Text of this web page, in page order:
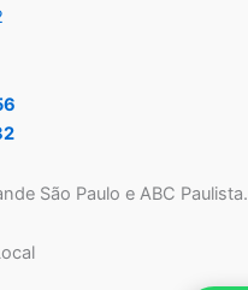
São Paulo e ABC Paulista.